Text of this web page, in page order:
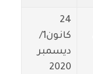
24
كانون1/
ديسمبر
2020